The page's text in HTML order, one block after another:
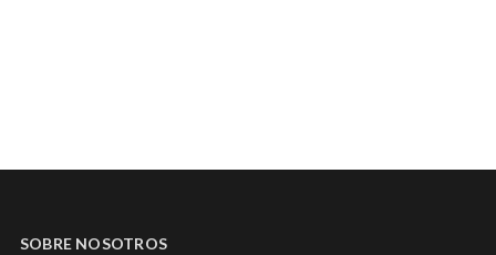
SOBRE NOSOTROS